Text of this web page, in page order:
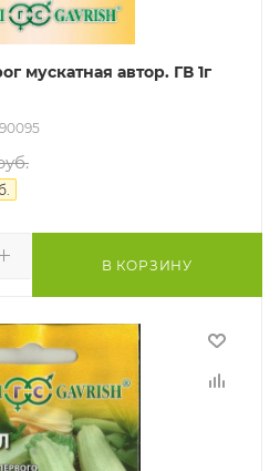
мускатная автор. ГВ 1г
В КОРЗИНУ